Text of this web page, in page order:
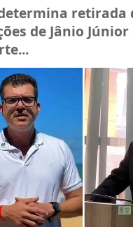
determina retirada
de Jânio